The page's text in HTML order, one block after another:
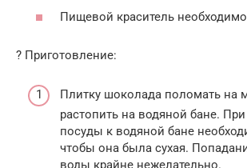
Пищевой краситель
? Приготовление:
Плитку шоколада поломать на
растопить на водяной бане.
посуды к водяной бане
чтобы она была сухая.
воды крайне нежелательно.